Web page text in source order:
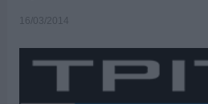
16/03/2014